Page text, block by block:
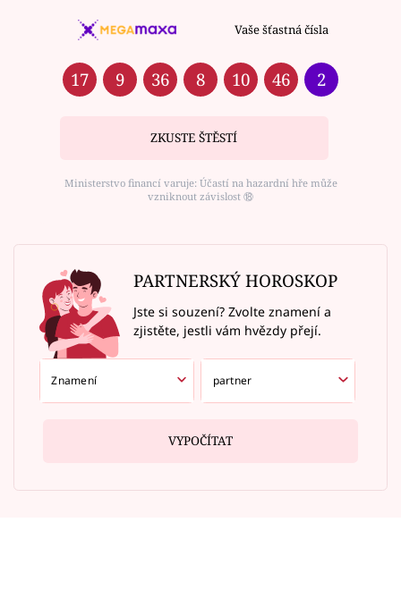
Vaše šťastná čísla
17 9 36 8 10 46 2
ZKUSTE ŠTĚSTÍ
Ministerstvo financí varuje: Účastí na hazardní hře může
vzniknout závislost ⑱
PARTNERSKÝ HOROSKOP
Jste si souzení? Zvolte znamení a
zjistěte, jestli vám hvězdy přejí.
VYPOČÍTAT